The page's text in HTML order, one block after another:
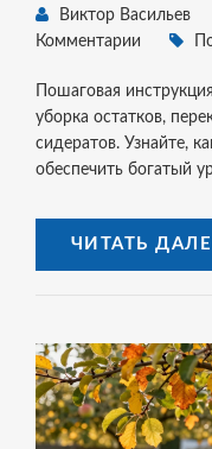
Виктор Васильев
Комментарии
Пошаговая
уборка остатков,
сидератов. Узнайте,
обеспечить богатый
ЧИТАТЬ